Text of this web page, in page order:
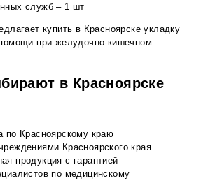
служб – 1 шт
купить в Красноярске укладку
при желудочно-кишечном
в Красноярске
по Красноярскому краю
Красноярского края
продукция с гарантией
по медицинскому